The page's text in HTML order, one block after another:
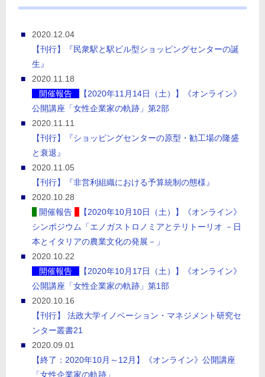
2020.12.04
【刊行】『民衆駅と駅ビル型ショッピングセンターの誕
生』
2020.11.18
開催報告
【2020年11月14日（土）】《オンライン》
公開講座「女性企業家の軌跡」第2部
2020.11.11
【刊行】『ショッピングセンターの原型・勧工場の隆盛
と衰退』
2020.11.05
【刊行】『非営利組織における予算統制の態様』
2020.10.28
開催報告
【2020年10月10日（土）】《オンライン》
シンポジウム「エノガストロノミアとテリトーリオ －日
本とイタリアの農業文化の発展－」
2020.10.22
開催報告
【2020年10月17日（土）】《オンライン》
公開講座「女性企業家の軌跡」第1部
2020.10.16
【刊行】 法政大学イノベーション・マネジメント研究セ
ンター叢書21
2020.09.01
【終了：2020年10月～12月】《オンライン》公開講座
「女性企業家の軌跡」